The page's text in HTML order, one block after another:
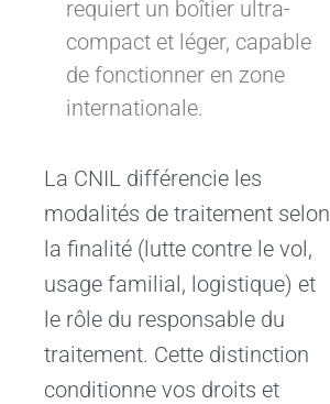
requiert un boîtier ultra-
compact et léger, capable
de fonctionner en zone
internationale.
La CNIL différencie les
modalités de traitement selon
la finalité (lutte contre le vol,
usage familial, logistique) et
le rôle du responsable du
traitement. Cette distinction
conditionne vos droits et